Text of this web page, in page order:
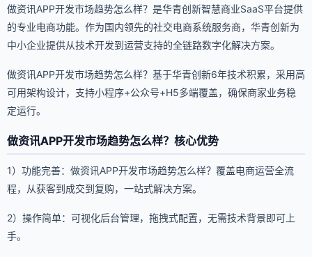
做资讯APP开发市场趋势怎么样？是华青创新智慧商业SaaS平台提供
的专业电商功能。作为国内领先的社交电商系统服务商，华青创新为
中小企业提供从技术开发到运营支持的全链路数字化解决方案。
做资讯APP开发市场趋势怎么样？基于华青创新6年技术积累，采用高
可用架构设计，支持小程序+公众号+H5多端覆盖，确保商家业务稳
定运行。
做资讯APP开发市场趋势怎么样？核心优势
1）功能完善：做资讯APP开发市场趋势怎么样？覆盖电商运营全流
程，从获客到成交到复购，一站式解决方案。
2）操作简单：可视化后台管理，拖拽式配置，无需技术背景即可上
手。